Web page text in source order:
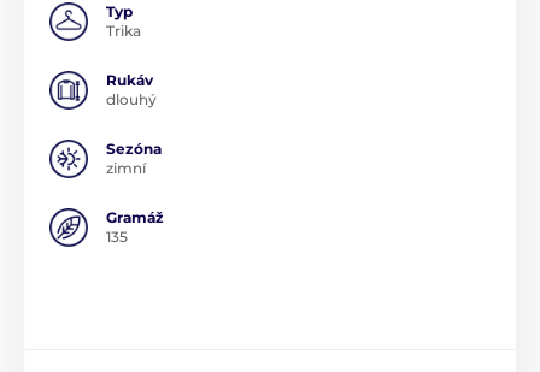
Typ
Trika
Rukáv
dlouhý
Sezóna
zimní
Gramáž
135